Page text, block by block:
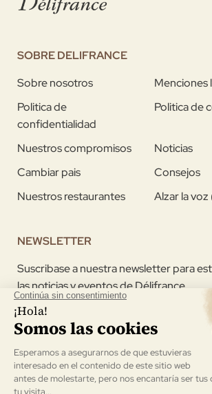
SOBRE DELIFRANCE
Sobre nosotros
Menciones
Politica de
confidentialidad
Politica de
Nuestros compromisos
Noticias
Cambiar pais
Consejos
Nuestros restaurantes
Alzar la
NEWSLETTER
Suscribase a nuestra newsletter para
las noticias y eventos de Délifrance
Acepto recibir la newsletter enviada por